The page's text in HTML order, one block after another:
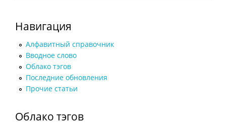
Навигация
Алфавитный справочник
Вводное слово
Облако тэгов
Последние обновления
Прочие статьи
Облако тэгов